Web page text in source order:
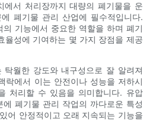
에서 처리장까지 대량의 폐기물을 운
폐기물 관리 산업에 필수적입니다.
기능에서 중요한 역할을 하며 폐기
율성에 기여하는 몇 가지 장점을 제공
탁월한 강도와 내구성으로 잘 알려져
락에서 이는 안전이나 성능을 저하시
처리할 수 있음을 의미합니다. 유압
폐기물 관리 작업의 까다로운 특성
어 안정적이고 오래 지속되는 기능을